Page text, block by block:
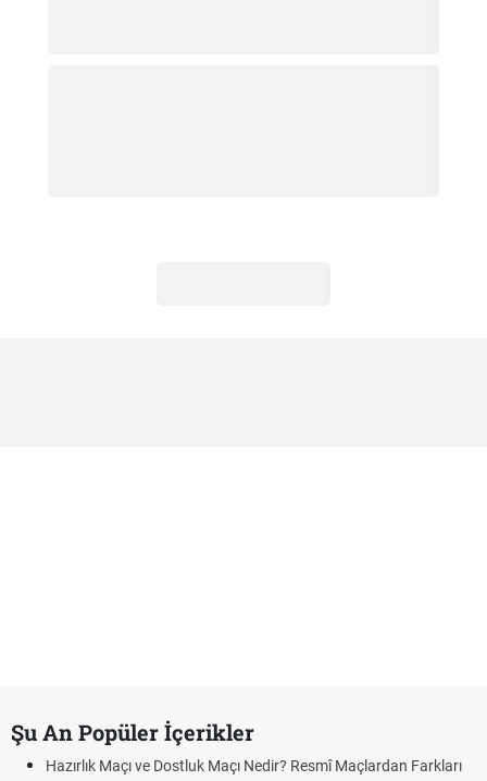
Şu An Popüler İçerikler
Hazırlık Maçı ve Dostluk Maçı Nedir? Resmî Maçlardan Farkları